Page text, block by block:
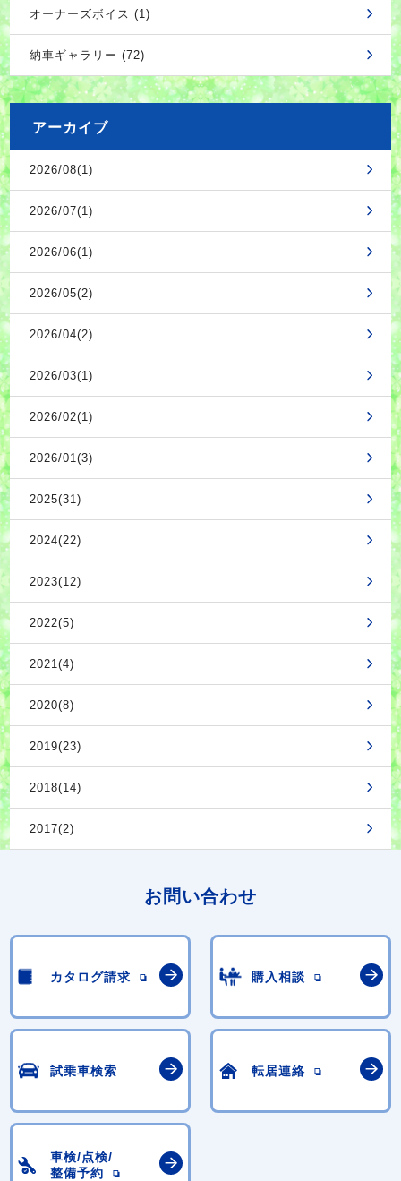
オーナーズボイス (1)
納車ギャラリー (72)
アーカイブ
2026/08(1)
2026/07(1)
2026/06(1)
2026/05(2)
2026/04(2)
2026/03(1)
2026/02(1)
2026/01(3)
2025(31)
2024(22)
2023(12)
2022(5)
2021(4)
2020(8)
2019(23)
2018(14)
2017(2)
お問い合わせ
カタログ請求 購入相談
試乗車検索 転居連絡
車検/点検/
整備予約